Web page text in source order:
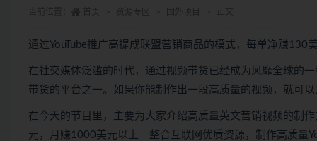
通过YouTube推广高提成联盟营销商品的模式，每单净赚130
在社交媒体泛滥的时代，通过视频带货已经成为风靡全球的
带货的平台之一。如果你能制作出一段高质量的视频，就可以
在今天的节目里，主要为大家介绍高质量英文营销视频的制
元，月赚1000美元以上｜整合互联网优质资源，制作高质量